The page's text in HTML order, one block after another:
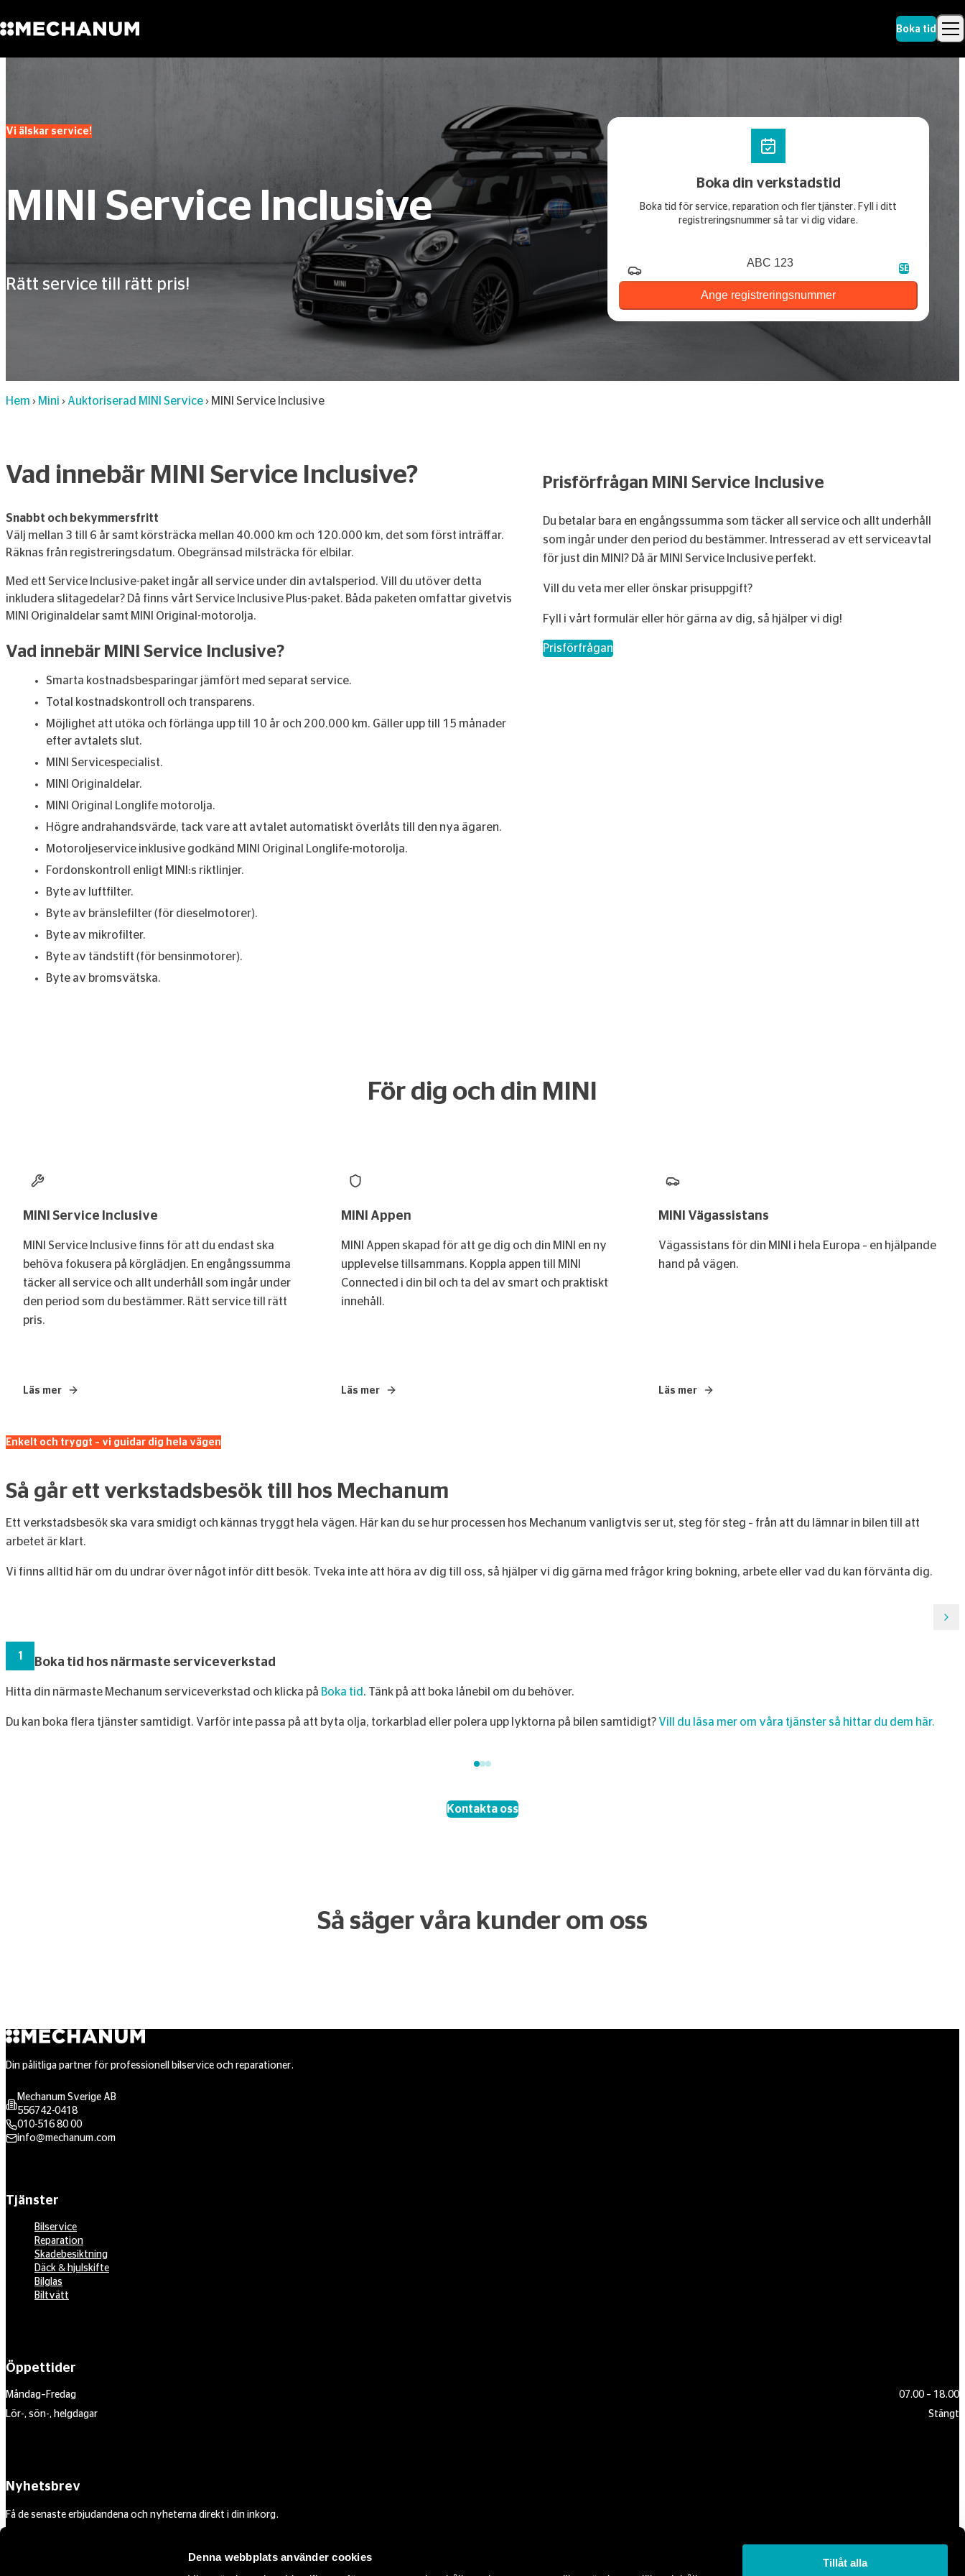
Denna webbplats använder cookies
Tillåt alla
Boka tid
Vi älskar service!
MINI Service Inclusive
Rätt service till rätt pris!
Boka din verkstadstid
Boka tid för service, reparation och fler tjänster. Fyll i ditt
registreringsnummer så tar vi dig vidare.
SE
Ange registreringsnummer
Hem › Mini › Auktoriserad MINI Service› MINI Service Inclusive
Vad innebär MINI Service Inclusive?
Snabbt och bekymmersfritt
Välj mellan 3 till 6 år samt körsträcka mellan 40.000 km och 120.000 km, det som först inträffar.
Räknas från registreringsdatum. Obegränsad milsträcka för elbilar.
Med ett Service Inclusive-paket ingår all service under din avtalsperiod. Vill du utöver detta
inkludera slitagedelar? Då finns vårt Service Inclusive Plus-paket. Båda paketen omfattar givetvis
MINI Originaldelar samt MINI Original-motorolja.
Vad innebär MINI Service Inclusive?
Smarta kostnadsbesparingar jämfört med separat service.
Total kostnadskontroll och transparens.
Möjlighet att utöka och förlänga upp till 10 år och 200.000 km. Gäller upp till 15 månader
efter avtalets slut.
MINI Servicespecialist.
MINI Originaldelar.
MINI Original Longlife motorolja.
Högre andrahandsvärde, tack vare att avtalet automatiskt överlåts till den nya ägaren.
Motoroljeservice inklusive godkänd MINI Original Longlife-motorolja.
Fordonskontroll enligt MINI:s riktlinjer.
Byte av luftfilter.
Byte av bränslefilter (för dieselmotorer).
Byte av mikrofilter.
Byte av tändstift (för bensinmotorer).
Byte av bromsvätska.
Prisförfrågan MINI Service Inclusive
Du betalar bara en engångssumma som täcker all service och allt underhåll
som ingår under den period du bestämmer. Intresserad av ett serviceavtal
för just din MINI? Då är MINI Service Inclusive perfekt.
Vill du veta mer eller önskar prisuppgift?
Fyll i vårt formulär eller hör gärna av dig, så hjälper vi dig!
Prisförfrågan– Prisförfrågan MINI Service Inclusive
För dig och din MINI
MINI Service Inclusive
MINI Service Inclusive finns för att du endast ska
behöva fokusera på körglädjen. En engångssumma
täcker all service och allt underhåll som ingår under
den period som du bestämmer. Rätt service till rätt
pris.
Läs mer
– MINI Service Inclusive
MINI Appen
MINI Appen skapad för att ge dig och din MINI en ny
upplevelse tillsammans. Koppla appen till MINI
Connected i din bil och ta del av smart och praktiskt
innehåll.
Läs mer
– MINI Appen
MINI Vägassistans
Vägassistans för din MINI i hela Europa – en hjälpande
hand på vägen.
Läs mer
– MINI Vägassistans
Enkelt och tryggt – vi guidar dig hela vägen
Så går ett verkstadsbesök till hos Mechanum
Ett verkstadsbesök ska vara smidigt och kännas tryggt hela vägen. Här kan du se hur processen hos Mechanum vanligtvis ser ut, steg för steg – från att du lämnar in bilen till att
arbetet är klart.
Vi finns alltid här om du undrar över något inför ditt besök. Tveka inte att höra av dig till oss, så hjälper vi dig gärna med frågor kring bokning, arbete eller vad du kan förvänta dig.
1 Boka tid hos närmaste serviceverkstad
Hitta din närmaste Mechanum serviceverkstad och klicka på Boka tid . Tänk på att boka lånebil om du behöver.
Du kan boka flera tjänster samtidigt. Varför inte passa på att byta olja, torkarblad eller polera upp lyktorna på bilen samtidigt? Vill du läsa mer om våra tjänster så hittar du dem här.
Kontakta oss
Så säger våra kunder om oss
Din pålitliga partner för professionell bilservice och reparationer.
Mechanum Sverige AB
556742-0418
010-516 80 00
info@mechanum.com
Tjänster
Bilservice
Reparation
Skadebesiktning
Däck & hjulskifte
Bilglas
Biltvätt
Öppettider
Måndag–Fredag
07.00 – 18.00
Lör-, sön-, helgdagar
Stängt
Nyhetsbrev
Få de senaste erbjudandena och nyheterna direkt i din inkorg.